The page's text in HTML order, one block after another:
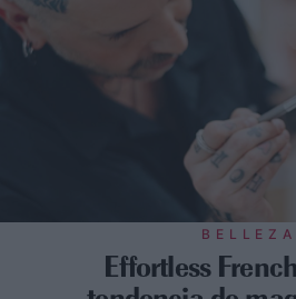
BELLEZA
Effortless